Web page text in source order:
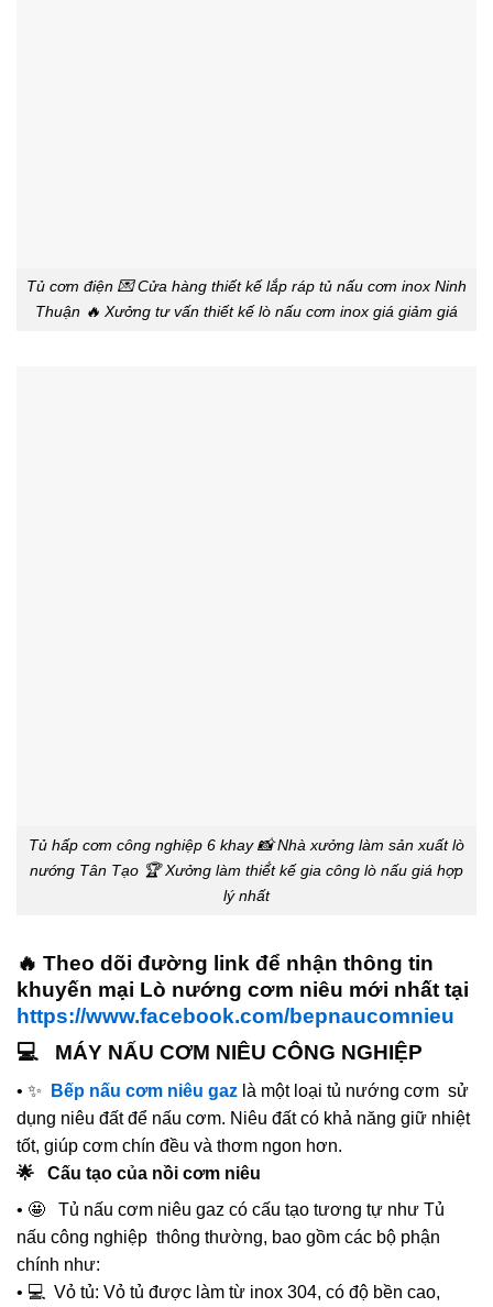
Tủ cơm điện 💌 Cửa hàng thiết kế lắp ráp tủ nấu cơm inox Ninh
Thuận 🔥 Xưởng tư vấn thiết kế lò nấu cơm inox giá giảm giá
Tủ hấp cơm công nghiệp 6 khay 📸 Nhà xưởng làm sản xuất lò
nướng Tân Tạo 🏆 Xưởng làm thiế́t kế gia công lò nấu giá hợp
lý nhất
🔥 Theo dõi đường link để nhận thông tin
khuyến mại Lò nướng cơm niêu mới nhất tại
https://www.facebook.com/bepnaucomnieu
💻 MÁY NẤU CƠM NIÊU CÔNG NGHIỆP
• ✨ Bếp nấu cơm niêu gaz là một loại tủ nướng cơm sử
dụng niêu đất để nấu cơm. Niêu đất có khả năng giữ nhiệt
tốt, giúp cơm chín đều và thơm ngon hơn.
🌟 Cấu tạo của nồi cơm niêu
• 🤩 Tủ nấu cơm niêu gaz có cấu tạo tương tự như Tủ
nấu công nghiệp thông thường, bao gồm các bộ phận
chính như:
• 💻 Vỏ tủ: Vỏ tủ được làm từ inox 304, có độ bền cao,